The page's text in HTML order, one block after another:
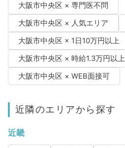
大阪市中央区 × 専門医不問
大阪市中央区 × 人気エリア
大阪市中央区 × 1日10万円以上
大阪市中央区 × 時給1.3万円以上
大阪市中央区 × WEB面接可
近隣のエリアから探す
近畿